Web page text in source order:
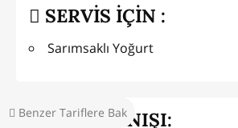
Benzer Tariflere Bak
SERVİS İÇİN :
Sarımsaklı Yoğurt
HAZIRLANIŞI: